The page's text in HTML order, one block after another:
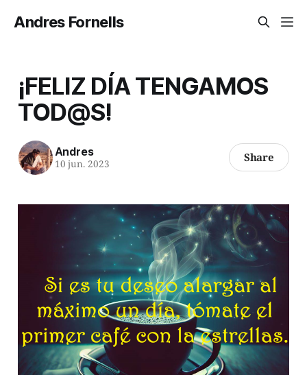
Andres Fornells
¡FELIZ DÍA TENGAMOS
TOD@S!
Andres
10 jun. 2023 Share